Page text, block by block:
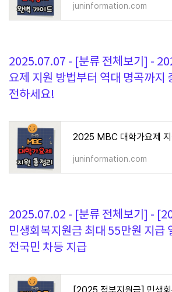
juninformation.com
2025.07.07 - [분류 전체보기] -
요제 지원 방법부터 역대 명곡까지
전하세요!
juninformation.com
2025.07.02 - [분류 전체보기] -
민생회복지원금 최대 55만원 지급
전국민 차등 지급